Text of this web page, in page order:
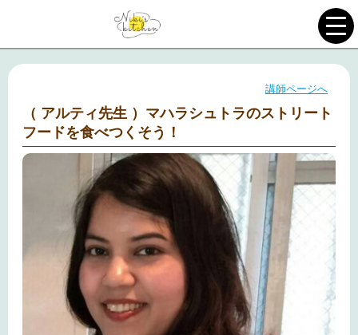
講師ページへ
（ アルティ先生 ）マハラシュトラのストリート
フードを食べつくそう！